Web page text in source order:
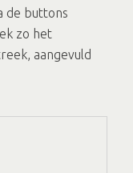
de buttons
zo het
aangevuld